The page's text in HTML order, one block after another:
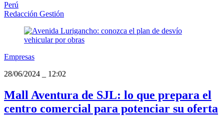
Perú
Redacción Gestión
Empresas
28/06/2024
12:02
Mall Aventura de SJL: lo que prepara el
centro comercial para potenciar su oferta